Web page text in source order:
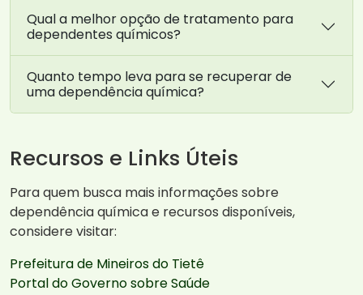
Qual a melhor opção de tratamento para
dependentes químicos?
Quanto tempo leva para se recuperar de
uma dependência química?
Recursos e Links Úteis
Para quem busca mais informações sobre
dependência química e recursos disponíveis,
considere visitar:
Prefeitura de Mineiros do Tietê
Portal do Governo sobre Saúde